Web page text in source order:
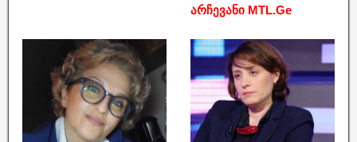
არჩევანი MTL.Ge